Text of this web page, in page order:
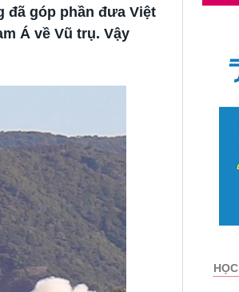
đã góp phần đưa Việt
Á về Vũ trụ. Vậy